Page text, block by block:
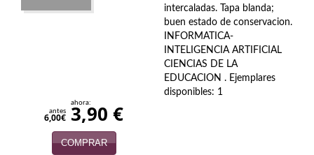
intercaladas. Tapa blanda;
buen estado de conservacion.
INFORMATICA-
INTELIGENCIA ARTIFICIAL
CIENCIAS DE LA
EDUCACION . Ejemplares
disponibles: 1
antes
6,00€
ahora:
3,90 €
COMPRAR